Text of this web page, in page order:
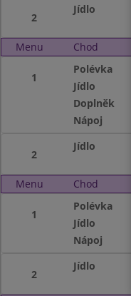
2
Jídlo
Menu Chod
1
Polévka
Jídlo
Doplněk
Nápoj
2
Jídlo
Menu Chod
1
Polévka
Jídlo
Nápoj
2
Jídlo